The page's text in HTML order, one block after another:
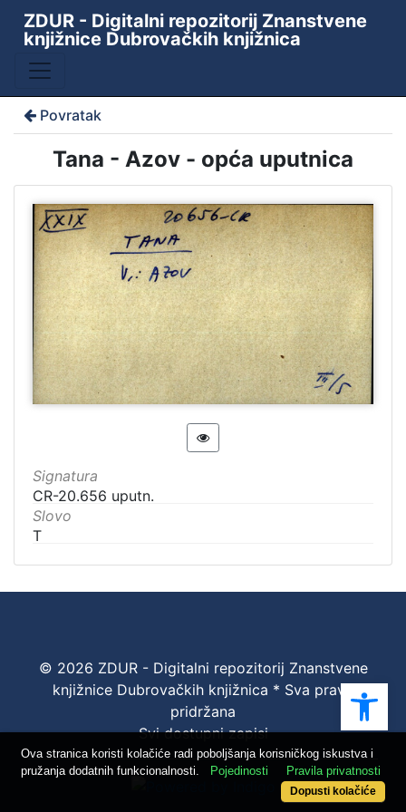
ZDUR - Digitalni repozitorij Znanstvene
knjižnice Dubrovačkih knjižnica
Povratak
Tana - Azov - opća uputnica
Signatura
CR-20.656 uputn.
Slovo
T
© 2026 ZDUR - Digitalni repozitorij Znanstvene
knjižnice Dubrovačkih knjižnica * Sva prava
pridržana
Svi dostupni zapisi
Ova stranica koristi kolačiće radi poboljšanja korisničkog iskustva i
pružanja dodatnih funkcionalnosti.
Pojedinosti Pravila privatnosti
Dopusti kolačiće